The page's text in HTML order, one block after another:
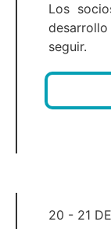
Los
seguir.
20 - 21